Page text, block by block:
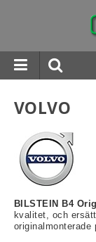
VOLVO
BILSTEIN B4
kvalitet, och
originalmonterade